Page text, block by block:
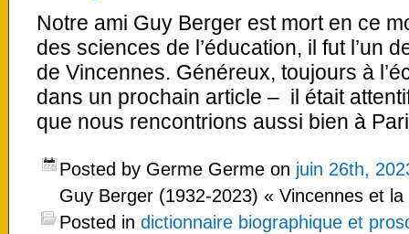
Notre ami Guy Berger est mort en ce
des sciences de l’éducation, il fut l’un
de Vincennes. Généreux, toujours à
dans un prochain article – il était
que nous rencontrions aussi bien à
Posted by Germe Germe on juin 26th,
Guy Berger (1932-2023) « Vincennes et
Posted in dictionnaire biographique et